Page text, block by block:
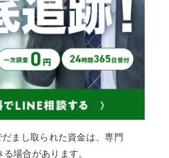
まし取られた資金は、専門
場合があります。